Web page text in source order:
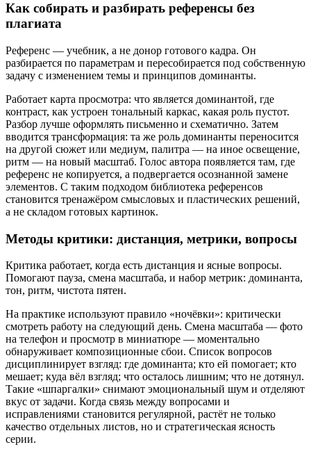
Как собирать и разбирать референсы без
плагиата
Референс — учебник, а не донор готового кадра. Он
разбирается по параметрам и пересобирается под собственную
задачу с изменением темы и принципов доминанты.
Работает карта просмотра: что является доминантой, где
контраст, как устроен тональный каркас, какая роль пустот.
Разбор лучше оформлять письменно и схематично. Затем
вводится трансформация: та же роль доминанты переносится
на другой сюжет или медиум, палитра — на иное освещение,
ритм — на новый масштаб. Голос автора появляется там, где
референс не копируется, а подвергается осознанной замене
элементов. С таким подходом библиотека референсов
становится тренажёром смысловых и пластических решений,
а не складом готовых картинок.
Методы критики: дистанция, метрики, вопросы
Критика работает, когда есть дистанция и ясные вопросы.
Помогают пауза, смена масштаба, и набор метрик: доминанта,
тон, ритм, чистота пятен.
На практике используют правило «ночёвки»: критически
смотреть работу на следующий день. Смена масштаба — фото
на телефон и просмотр в миниатюре — моментально
обнаруживает композиционные сбои. Список вопросов
дисциплинирует взгляд: где доминанта; кто ей помогает; кто
мешает; куда вёл взгляд; что осталось лишним; что не дотянул.
Такие «шпаргалки» снимают эмоциональный шум и отделяют
вкус от задачи. Когда связь между вопросами и
исправлениями становится регулярной, растёт не только
качество отдельных листов, но и стратегическая ясность
серии.